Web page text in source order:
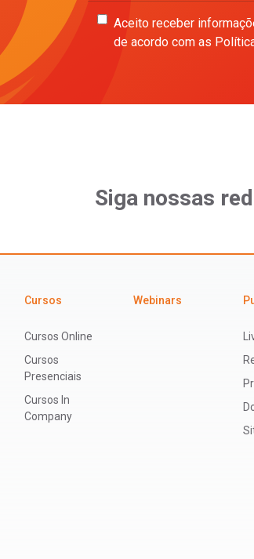
Aceito receber
de acordo com as
Siga nossas
Cursos
Cursos Online
Cursos
Presenciais
Cursos In
Company
Webinars